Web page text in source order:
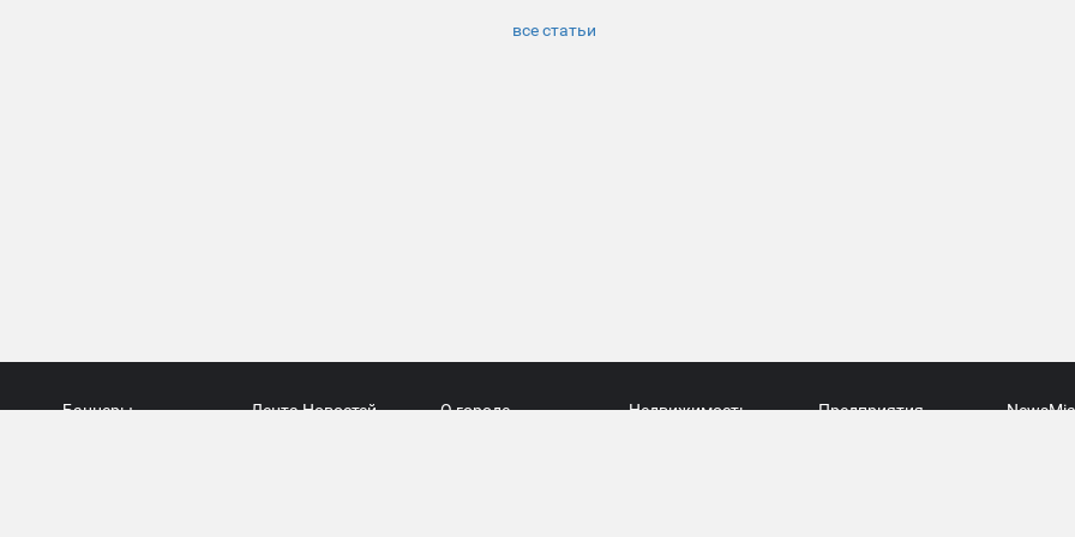
все статьи
Баннеры Лента Новостей О городе Недвижимость Предприятия